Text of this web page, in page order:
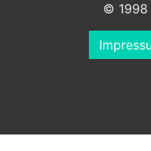
© 1998